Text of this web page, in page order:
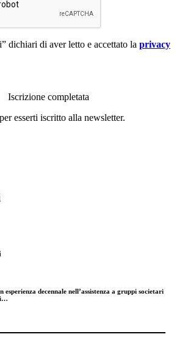
dichiari di aver letto e accettato la privacy
Iscrizione completata
esserti iscritto alla newsletter.
esperienza decennale nell’assistenza a gruppi societari